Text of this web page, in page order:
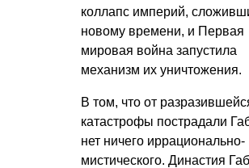
коллапс империй,
новому времени, и Первая
мировая война запустила
механизм их уничтожения.
В том, что от
катастрофы пострадали
нет ничего иррационально-
мистического. Династия